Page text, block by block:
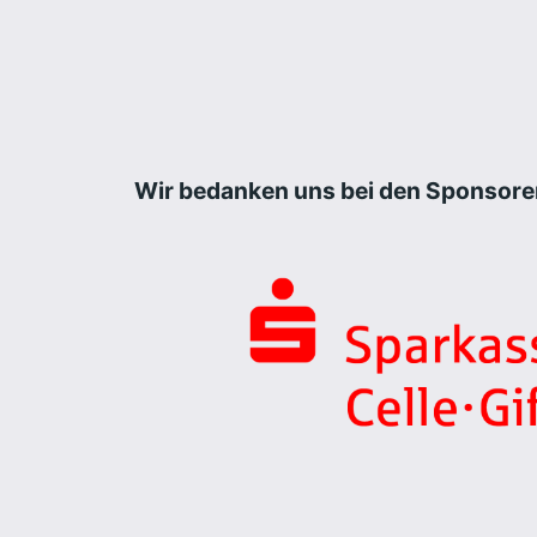
Wir bedanken uns bei den